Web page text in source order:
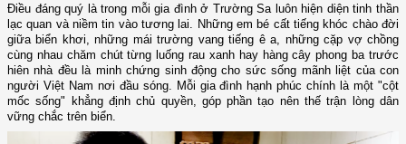
Điều đáng quý là trong mỗi gia đình ở Trường Sa luôn hiện diện tinh thần
lạc quan và niềm tin vào tương lai. Những em bé cất tiếng khóc chào đời
giữa biển khơi, những mái trường vang tiếng ê a, những cặp vợ chồng
cùng nhau chăm chút từng luống rau xanh hay hàng cây phong ba trước
hiên nhà đều là minh chứng sinh động cho sức sống mãnh liệt của con
người Việt Nam nơi đầu sóng. Mỗi gia đình hạnh phúc chính là một "cột
mốc sống" khẳng định chủ quyền, góp phần tạo nên thế trận lòng dân
vững chắc trên biển.